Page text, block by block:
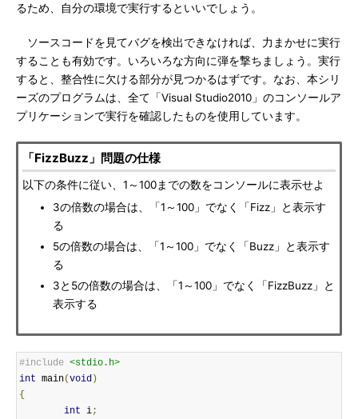
るため、自分の環境で実行するといいでしょう。
ソースコードを見てバグを検出できなければ、力まかせに実行
することも有効です。いろいろな方向に弾を撃ちましょう。実行
すると、整合性に欠ける部分が見つかるはずです。なお、本シリ
ーズのプログラムは、全て「Visual Studio2010」のコンソールア
プリケーションで実行を確認したものを使用しています。
「FizzBuzz」問題の仕様
以下の条件に従い、1～100までの数をコンソールに表示せよ
3の倍数の場合は、「1～100」でなく「Fizz」と表示す
る
5の倍数の場合は、「1～100」でなく「Buzz」と表示す
る
3と5の倍数の場合は、「1～100」でなく「FizzBuzz」と
表示する
#include <stdio.h>
int main(void )
{
int i;